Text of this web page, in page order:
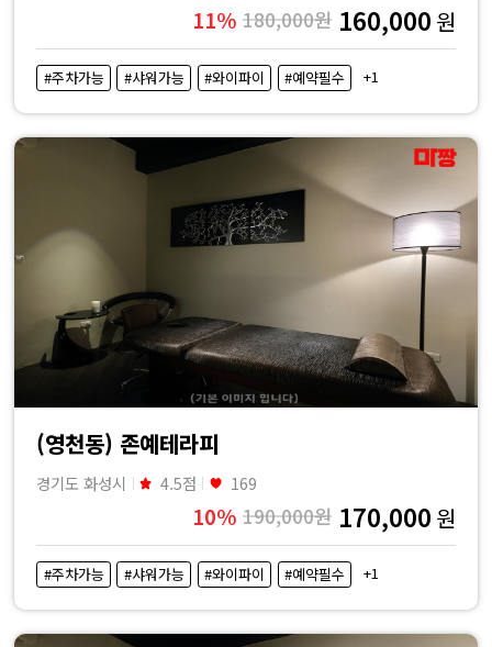
11% 180,000원 160,000 원
#주차가능 #샤워가능 #와이파이 #예약필수 +1
(영천동) 존예테라피
경기도 화성시 4.5점 169
10% 190,000원 170,000 원
#주차가능 #샤워가능 #와이파이 #예약필수 +1